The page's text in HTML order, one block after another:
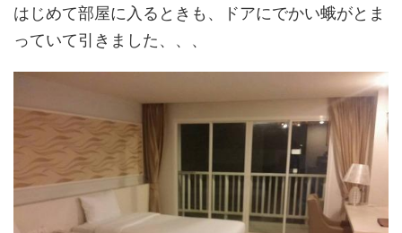
はじめて部屋に入るときも、ドアにでかい蛾がとま
っていて引きました、、、